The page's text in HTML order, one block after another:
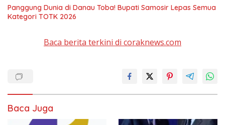
Panggung Dunia di Danau Toba! Bupati Samosir Lepas Semua
Kategori TOTK 2026
Baca berita terkini di coraknews.com
Baca Juga